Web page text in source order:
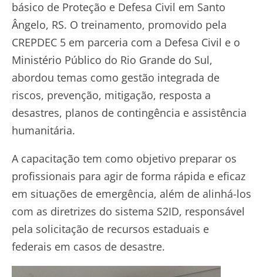
básico de Proteção e Defesa Civil em Santo
Ângelo, RS. O treinamento, promovido pela
CREPDEC 5 em parceria com a Defesa Civil e o
Ministério Público do Rio Grande do Sul,
abordou temas como gestão integrada de
riscos, prevenção, mitigação, resposta a
desastres, planos de contingência e assistência
humanitária.
A capacitação tem como objetivo preparar os
profissionais para agir de forma rápida e eficaz
em situações de emergência, além de alinhá-los
com as diretrizes do sistema S2ID, responsável
pela solicitação de recursos estaduais e
federais em casos de desastre.